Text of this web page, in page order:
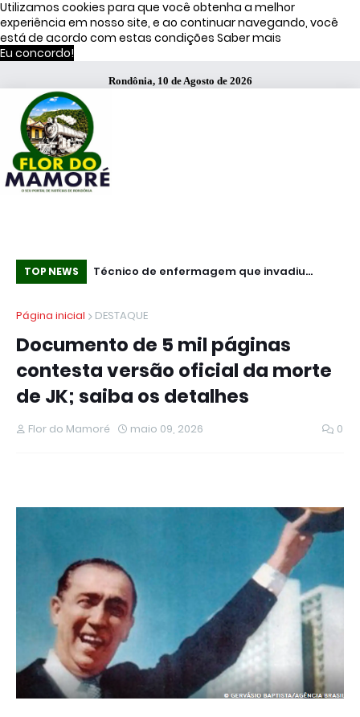
Utilizamos cookies para que você obtenha a melhor
experiência em nosso site, e ao continuar navegando, você
está de acordo com estas condições Saber mais
Eu concordo!
Rondônia, 10 de Agosto de 2026
TOP NEWS
é preso pelo
Técnico de enfermagem que invadiu
pistola .40
Página inicial
DESTAQUE
Documento de 5 mil páginas
contesta versão oficial da morte
de JK; saiba os detalhes
Flor do Mamoré maio 09, 2026 0